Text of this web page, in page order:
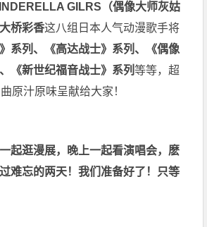
GILRS（偶像大师灰姑
桥彩香这八组日本人气动漫歌手将
》系列、《高达战士》系列、《偶像
《新世纪福音战士》系列等等，超
原汁原味呈献给大家！
起逛漫展，晚上一起看演唱会，麽
难忘的两天！我们准备好了！只等